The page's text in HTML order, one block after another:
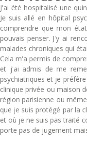
J'ai été hospitalisé une
Je suis allé en hôpital
comprendre que mon
pouvais penser. J'y ai
malades chroniques qui
Cela m'a permis de
et j'ai admis de me
psychiatriques et je
clinique privée ou maison
région parisienne ou
que je suis protégé par la
et où je ne suis pas traité
porte pas de jugement